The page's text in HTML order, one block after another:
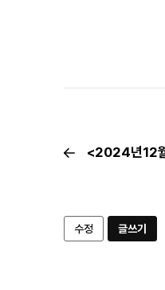
<2024년12
수정 글쓰기